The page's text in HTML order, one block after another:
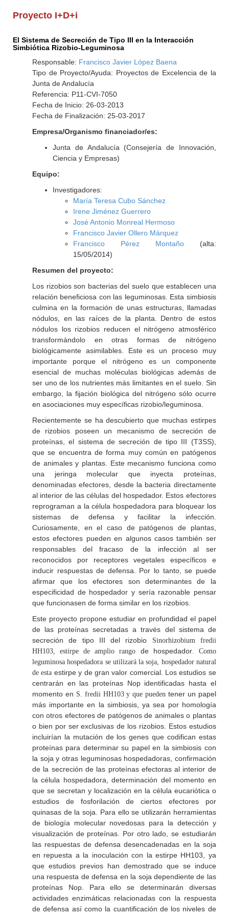
Proyecto I+D+i
El Sistema de Secreción de Tipo III en la Interacción
Simbiótica Rizobio-Leguminosa
Responsable: Francisco Javier López Baena
Tipo de Proyecto/Ayuda: Proyectos de Excelencia de la
Junta de Andalucía
Referencia: P11-CVI-7050
Fecha de Inicio: 26-03-2013
Fecha de Finalización: 25-03-2017
Empresa/Organismo financiador/es:
Junta de Andalucía (Consejería de Innovación,
Ciencia y Empresas)
Equipo:
Investigadores:
María Teresa Cubo Sánchez
Irene Jiménez Guerrero
José Antonio Monreal Hermoso
Francisco Javier Ollero Márquez
Francisco Pérez Montaño(alta:
15/05/2014)
Resumen del proyecto:
Los rizobios son bacterias del suelo que establecen una
relación beneficiosa con las leguminosas. Esta simbiosis
culmina en la formación de unas estructuras, llamadas
nódulos, en las raíces de la planta. Dentro de estos
nódulos los rizobios reducen el nitrógeno atmosférico
transformándolo en otras formas de nitrógeno
biológicamente asimilables. Este es un proceso muy
importante porque el nitrógeno es un componente
esencial de muchas moléculas biológicas además de
ser uno de los nutrientes más limitantes en el suelo. Sin
embargo, la fijación biológica del nitrógeno sólo ocurre
en asociaciones muy específicas rizobio/leguminosa.
Recientemente se ha descubierto que muchas estirpes
de rizobios poseen un mecanismo de secreción de
proteínas, el sistema de secreción de tipo III (T3SS),
que se encuentra de forma muy común en patógenos
de animales y plantas. Este mecanismo funciona como
una jeringa molecular que inyecta proteínas,
denominadas efectores, desde la bacteria directamente
al interior de las células del hospedador. Estos efectores
reprograman a la célula hospedadora para bloquear los
sistemas de defensa y facilitar la infección.
Curiosamente, en el caso de patógenos de plantas,
estos efectores pueden en algunos casos también ser
responsables del fracaso de la infección al ser
reconocidos por receptores vegetales específicos e
inducir respuestas de defensa. Por lo tanto, se puede
afirmar que los efectores son determinantes de la
especificidad de hospedador y sería razonable pensar
que funcionasen de forma similar en los rizobios.
Este proyecto propone estudiar en profundidad el papel
de las proteínas secretadas a través del sistema de
secreción de tipo III del rizobio
Sinorhizobium fredii
HH103, estirpe de amplio rango de hospedador. Como
leguminosa hospedadora se utilizará la soja, hospedador natural
de esta estirpe y de gran valor comercial. Los estudios se
centrarán en las proteínas Nop identificadas hasta el
momento en S. fredii HH103 y que puedentener un papel
más importante en la simbiosis, ya sea por homología
con otros efectores de patógenos de animales o plantas
o bien por ser exclusivas de los rizobios. Estos estudios
incluirían la mutación de los genes que codifican estas
proteínas para determinar su papel en la simbiosis con
la soja y otras leguminosas hospedadoras, confirmación
de la secreción de las proteínas efectoras al interior de
la célula hospedadora, determinación del momento en
que se secretan y localización en la célula eucariótica o
estudios de fosforilación de ciertos efectores por
quinasas de la soja. Para ello se utilizarán herramientas
de biología molecular novedosas para la detección y
visualización de proteínas. Por otro lado, se estudiarán
las respuestas de defensa desencadenadas en la soja
en repuesta a la inoculación con la estirpe HH103, ya
que estudios previos han demostrado que se induce
una respuesta de defensa en la soja dependiente de las
proteínas Nop. Para ello se determinarán diversas
actividades enzimáticas relacionadas con la respuesta
de defensa así como la cuantificación de los niveles de